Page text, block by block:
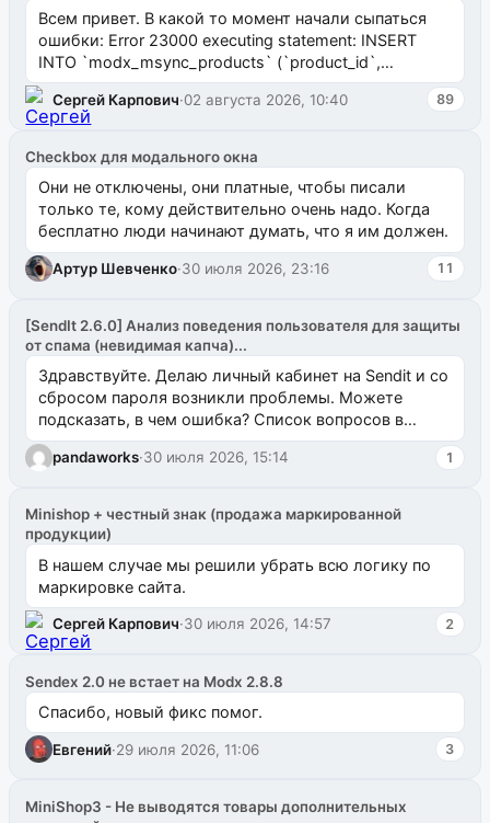
Всем привет. В какой то момент начали сыпаться
ошибки: Error 23000 executing statement: INSERT
INTO `modx_msync_products` (`product_id`,
`uuid_1c`) VALUES ...
Сергей Карпович·02 августа 2026, 10:40 89
Checkbox для модального окна
Они не отключены, они платные, чтобы писали
только те, кому действительно очень надо. Когда
бесплатно люди начинают думать, что я им должен.
Артур Шевченко·30 июля 2026, 23:16 11
[SendIt 2.6.0] Анализ поведения пользователя для защиты
от спама (невидимая капча)...
Здравствуйте. Делаю личный кабинет на Sendit и со
сбросом пароля возникли проблемы. Можете
подсказать, в чем ошибка? Список вопросов в
одноименном разделе на modx.pro пока пуст, и,...
pandaworks·30 июля 2026, 15:14 1
Minishop + честный знак (продажа маркированной
продукции)
В нашем случае мы решили убрать всю логику по
маркировке сайта.
Сергей Карпович·30 июля 2026, 14:57 2
Sendex 2.0 не встает на Modx 2.8.8
Спасибо, новый фикс помог.
Евгений·29 июля 2026, 11:06 3
MiniShop3 - Не выводятся товары дополнительных